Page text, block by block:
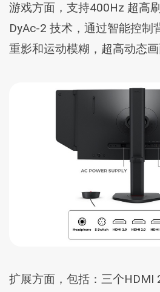
游戏方面，支持400Hz 超高
DyAc-2 技术，通过智能控制
重影和运动模糊，超高动态画
扩展方面，包括：三个HDMI